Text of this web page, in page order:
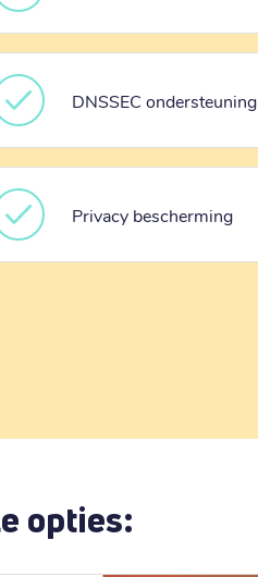
DNSSEC ondersteuning
Privacy bescherming
opties: